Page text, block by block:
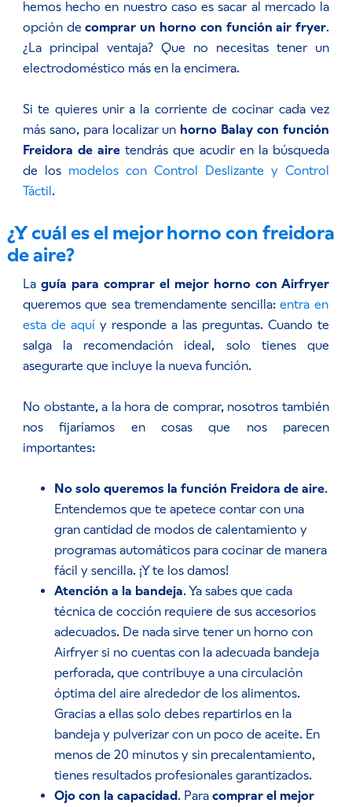
hemos hecho en nuestro caso es sacar al mercado la
opción decomprar un horno con función air fryer.
¿La principal ventaja? Que no necesitas tener un
electrodoméstico más en la encimera.
Si te quieres unir a la corriente de cocinar cada vez
más sano, para localizar un horno Balay con función
Freidora de airetendrás que acudir en la búsqueda
de los modelos con Control Deslizante y Control
Táctil.
¿Y cuál es el mejor horno con freidora
de aire?
La guía para comprar el mejor horno con Airfryer
queremos que sea tremendamente sencilla:entra en
esta de aquí y responde a las preguntas. Cuando te
salga la recomendación ideal, solo tienes que
asegurarte que incluye la nueva función.
No obstante, a la hora de comprar, nosotros también
nos fijaríamos en cosas que nos parecen
importantes:
No solo queremos la función Freidora de aire.
Entendemos que te apetece contar con una
gran cantidad de modos de calentamiento y
programas automáticos para cocinar de manera
fácil y sencilla. ¡Y te los damos!
Atención a la bandeja. Ya sabes que cada
técnica de cocción requiere de sus accesorios
adecuados. De nada sirve tener un horno con
Airfryer si no cuentas con la adecuada bandeja
perforada, que contribuye a una circulación
óptima del aire alrededor de los alimentos.
Gracias a ellas solo debes repartirlos en la
bandeja y pulverizar con un poco de aceite. En
menos de 20 minutos y sin precalentamiento,
tienes resultados profesionales garantizados.
Ojo con la capacidad. Para comprar el mejor